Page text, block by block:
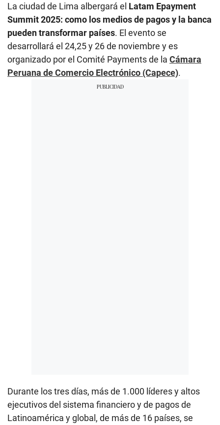
La ciudad de Lima albergará el Latam Epayment
Summit 2025: como los medios de pagos y la banca
pueden transformar países. El evento se
desarrollará el 24,25 y 26 de noviembre y es
organizado por el Comité Payments de la Cámara
Peruana de Comercio Electrónico (Capece).
Durante los tres días, más de 1.000 líderes y altos
ejecutivos del sistema financiero y de pagos de
Latinoamérica y global, de más de 16 países, se